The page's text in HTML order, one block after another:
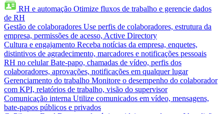
RH e automação Otimize fluxos de trabalho e gerencie dados
de RH
Gestão de colaboradores Use perfis de colaboradores, estrutura da
empresa, permissões de acesso, Active Directory
Cultura e engajamento Receba notícias da empresa, enquetes,
distintivos de agradecimento, marcadores e notificações pessoais
RH no celular Bate-papo, chamadas de vídeo, perfis dos
colaboradores, aprovações, notificações em qualquer lugar
Gerenciamento do trabalho Monitore o desempenho do colaborador
com KPI, relatórios de trabalho, visão do supervisor
Comunicação interna Utilize comunicados em vídeo, mensagens,
bate-papos públicos e privados